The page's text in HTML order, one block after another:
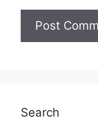
Search